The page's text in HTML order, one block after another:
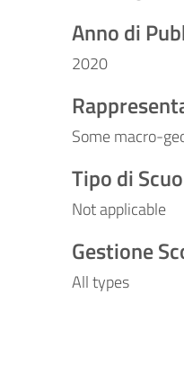
Anno di
2020
Some macro-
Tipo di
Not applicable
Gestione
All types